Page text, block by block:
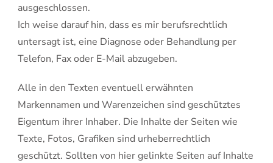
ausgeschlossen.
Ich weise darauf hin, dass es mir berufsrechtlich
untersagt ist, eine Diagnose oder Behandlung per
Telefon, Fax oder E-Mail abzugeben.
Alle in den Texten eventuell erwähnten
Markennamen und Warenzeichen sind geschütztes
Eigentum ihrer Inhaber. Die Inhalte der Seiten wie
Texte, Fotos, Grafiken sind urheberrechtlich
geschützt. Sollten von hier gelinkte Seiten auf Inhalte